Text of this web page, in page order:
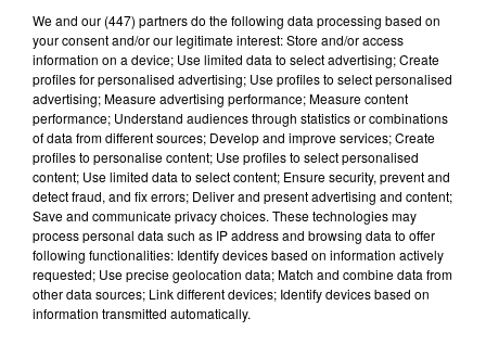
Lecture (4 min 12 sec)
100%
100% Radio les infos du Comminges
We and our (447) partnersdo the following data processing based on
your consent and/or our legitimate interest: Store and/or access
information on a device; Use limited data to select advertising; Create
profiles for personalised advertising; Use profiles to select personalised
advertising; Measure advertising performance; Measure content
performance; Understand audiences through statistics or combinations
of data from different sources; Develop and improve services; Create
profiles to personalise content; Use profiles to select personalised
content; Use limited data to select content; Ensure security, prevent and
detect fraud, and fix errors; Deliver and present advertising and content;
Save and communicate privacy choices. These technologies may
process personal data such as IP address and browsing data to offer
following functionalities: Identify devices based on information actively
requested; Use precise geolocation data; Match and combine data from
other data sources; Link different devices; Identify devices based on
information transmitted automatically.